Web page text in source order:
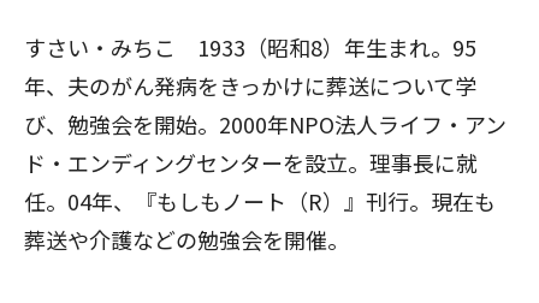
すさい・みちこ 1933（昭和8）年生まれ。95
年、夫のがん発病をきっかけに葬送について学
び、勉強会を開始。2000年NPO法人ライフ・アン
ド・エンディングセンターを設立。理事長に就
任。04年、『もしもノート（R）』刊行。現在も
葬送や介護などの勉強会を開催。